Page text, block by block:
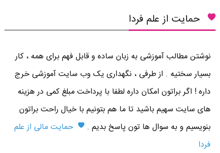
حمایت از علم فردا
نوشتن مطالب آموزشی به زبان ساده و قابل فهم برای همه ، کار
بسیار سختیه . از طرفی ، نگهداری یک وب سایت آموزشی خرج
داره ! اگر براتون امکان داره لطفا با پرداخت مبلغ کمی در هزینه
های سایت سهیم باشید تا ما هم بتونیم با خیال راحت براتون
بنویسیم و به سوال ها تون پاسخ بدیم .
حمایت مالی از علم
فردا